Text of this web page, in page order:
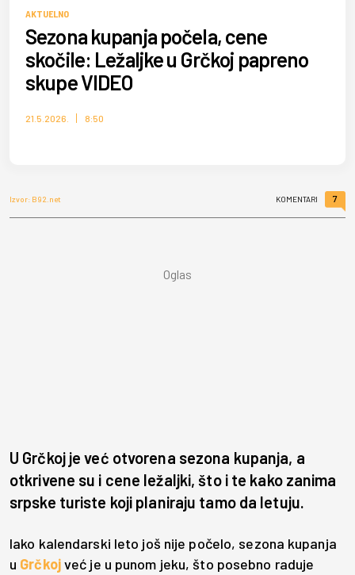
AKTUELNO
Sezona kupanja počela, cene
skočile: Ležaljke u Grčkoj papreno
skupe VIDEO
21.5.2026. 8:50
Izvor: B92.net KOMENTARI 7
U Grčkoj je već otvorena sezona kupanja, a
otkrivene su i cene ležaljki, što i te kako zanima
srpske turiste koji planiraju tamo da letuju.
Iako kalendarski leto još nije počelo, sezona kupanja
u Grčkojveć je u punom jeku, što posebno raduje